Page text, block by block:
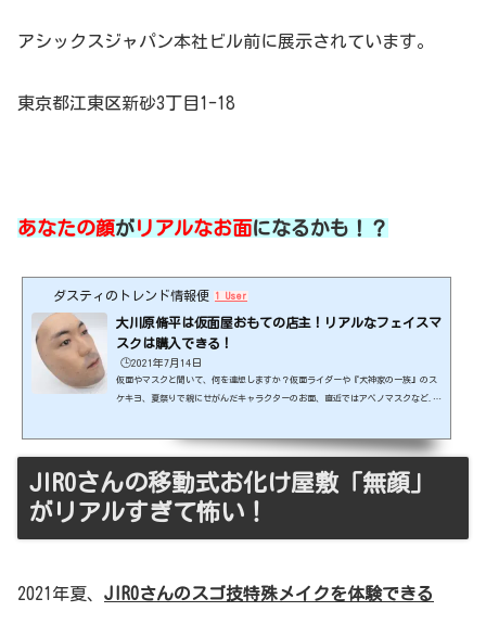
アシックスジャパン本社ビル前に展示されています。
東京都江東区新砂3丁目1-18
あなたの顔がリアルなお面になるかも！？
ダスティのトレンド情報便 1 User
大川原脩平は仮面屋おもての店主！リアルなフェイスマ
スクは購入できる！
🕒️2021年7月14日
仮面やマスクと聞いて、何を連想しますか？仮面ライダーや『犬神家の一族』のス
ケキヨ、夏祭りで親にせがんだキャラクターのお面、直近ではアベノマスクなど...
media.co.jp/ スポンサーリンク (adsbygoogle = window.adsbygoogle || ).pus
h({});大川原脩平さんは仮面屋おもての店主！大...
JIROさんの移動式お化け屋敷「無顔」
がリアルすぎて怖い！
2021年夏、 JIROさんのスゴ技特殊メイクを体験できる